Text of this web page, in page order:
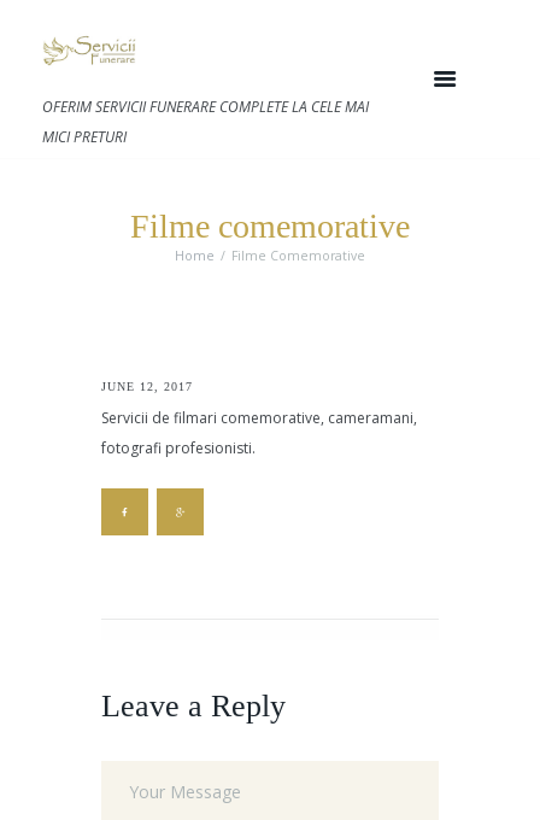
OFERIM SERVICII FUNERARE COMPLETE LA CELE MAI
MICI PRETURI
Filme comemorative
Home Filme Comemorative
JUNE 12, 2017
Servicii de filmari comemorative, cameramani,
fotografi profesionisti.
Leave a Reply